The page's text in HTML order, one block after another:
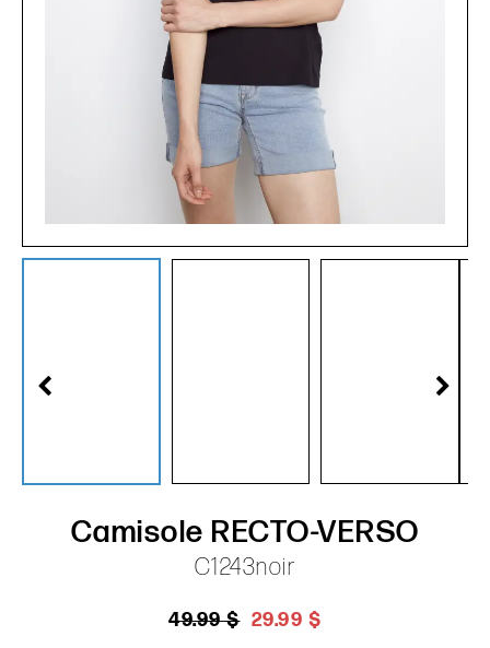
Camisole RECTO-VERSO
C1243noir
49.99 $ 29.99 $